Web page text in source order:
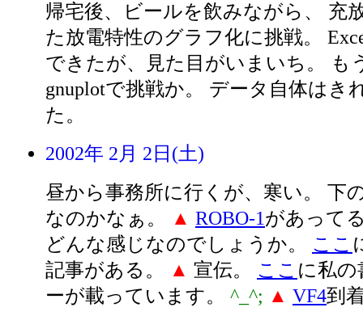
帰宅後、ビールを飲みながら、 充
た放電特性のグラフ化に挑戦。
できたが、見た目がいまいち。 も
gnuplotで挑戦か。 データ自体はき
た。
2002年 2月 2日(土)
昼から事務所に行くが、寒い。 下
なのかなぁ。
▲ ROBO-1があって
どんな感じなのでしょうか。 ここ
記事がある。
▲ 宣伝。 ここ に私
ーが載っています。 ^_^; ▲ VF4到